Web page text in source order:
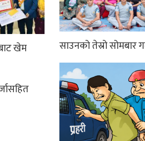
खेम साउनको तेस्रो सोमबार